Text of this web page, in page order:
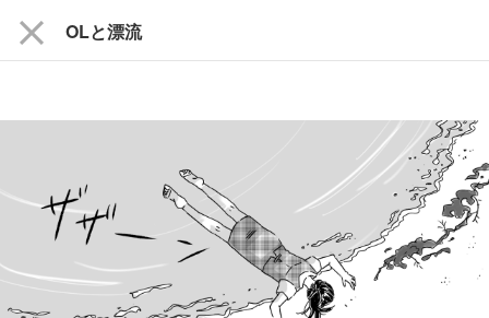
close OLと漂流